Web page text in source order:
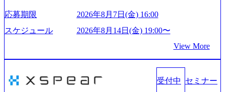
2015年に設立され、前年比205%の売上成長を遂げるなど、
急速な成長を遂げている。 ​ 新規事業立案から業務改革、IT
戦略立案、IT導入までをワンストップで提供するコンサル
ティングファームである。 ​- 2025年1月時点で従業員数1,209
名を擁し、事業拡大を続けている。 「人」にフォーカスを
当てたコンサルティング会社として、社員の人間力を強み
としたサービスを提供している。 ​- - 2018年から6年連続で
育支援サービスを提供している 動画メディア事業を基盤と
して、留学支援・訪日教育旅行・SNSマーケティング事業
を展開している Mission:より多くの人に、グローバルという
ラになる Value： INTEGRITY誠実であろう 素直に心を開い
て伝える、自責かつ利他の精神で動く、謙虚な姿勢でウソ
る、失敗を恐れずにふみだす、執着心をもって没頭する O
応募期限
2026年8月7日(金) 16:00
スケジュール
2026年8月14日(金) 19:00〜
View More
受付中 セミナー